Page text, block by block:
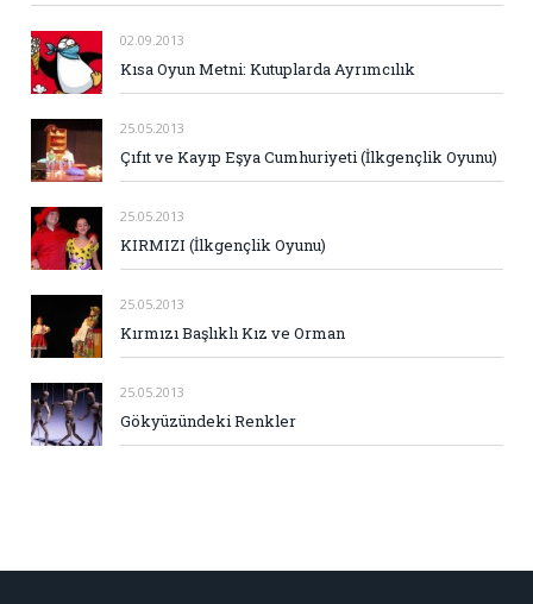
02.09.2013
Kısa Oyun Metni: Kutuplarda Ayrımcılık
25.05.2013
Çıfıt ve Kayıp Eşya Cumhuriyeti (İlkgençlik Oyunu)
25.05.2013
KIRMIZI (İlkgençlik Oyunu)
25.05.2013
Kırmızı Başlıklı Kız ve Orman
25.05.2013
Gökyüzündeki Renkler